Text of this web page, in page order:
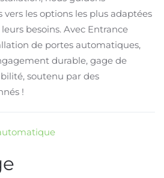
les options les plus adaptées
besoins. Avec Entrance
de portes automatiques,
durable, gage de
soutenu par des
!